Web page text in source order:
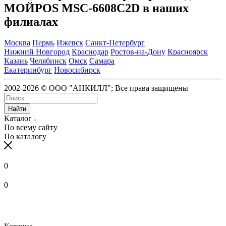
МОЙPOS MSC-6608C2D в наших
филиалах
Москва Пермь Ижевск Санкт-Петербург
Нижний Новгород Краснодар Ростов-на-Дону Красноярск
Казань Челябинск Омск Самара
Екатеринбург Новосибирск
2002-2026 © ООО "АНКИЛЛ"; Все права защищены
Найти
Каталог
По всему сайту
По каталогу
0
0